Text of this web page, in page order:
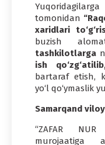
tomonidan
xaridlari
buzish
tashkilotlarga
ish
bartaraf etish,
yo‘l qo‘ymaslik
Samarqand
“ZAFAR NUR
murojaatiga